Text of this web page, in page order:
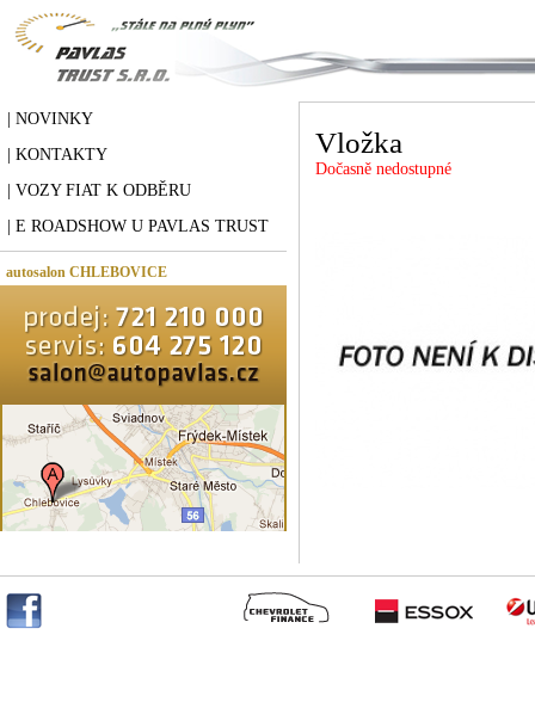
| NOVINKY
| KONTAKTY
| VOZY FIAT K ODBĚRU
| E ROADSHOW U PAVLAS TRUST
autosalon CHLEBOVICE
Vložka
Dočasně nedostupné